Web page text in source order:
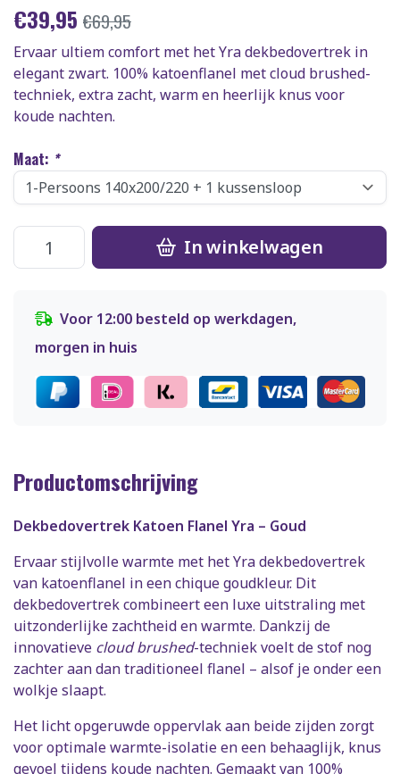
€39,95 €69,95
Ervaar ultiem comfort met het Yra dekbedovertrek in
elegant zwart. 100% katoenflanel met cloud brushed-
techniek, extra zacht, warm en heerlijk knus voor
koude nachten.
Maat: *
In winkelwagen
Voor 12:00 besteld op werkdagen,
morgen in huis
Productomschrijving
Dekbedovertrek Katoen Flanel Yra – Goud
Ervaar stijlvolle warmte met het Yra dekbedovertrek
van katoenflanel in een chique goudkleur. Dit
dekbedovertrek combineert een luxe uitstraling met
uitzonderlijke zachtheid en warmte. Dankzij de
innovatieve cloud brushed-techniek voelt de stof nog
zachter aan dan traditioneel flanel – alsof je onder een
wolkje slaapt.
Het licht opgeruwde oppervlak aan beide zijden zorgt
voor optimale warmte-isolatie en een behaaglijk, knus
gevoel tijdens koude nachten. Gemaakt van 100%